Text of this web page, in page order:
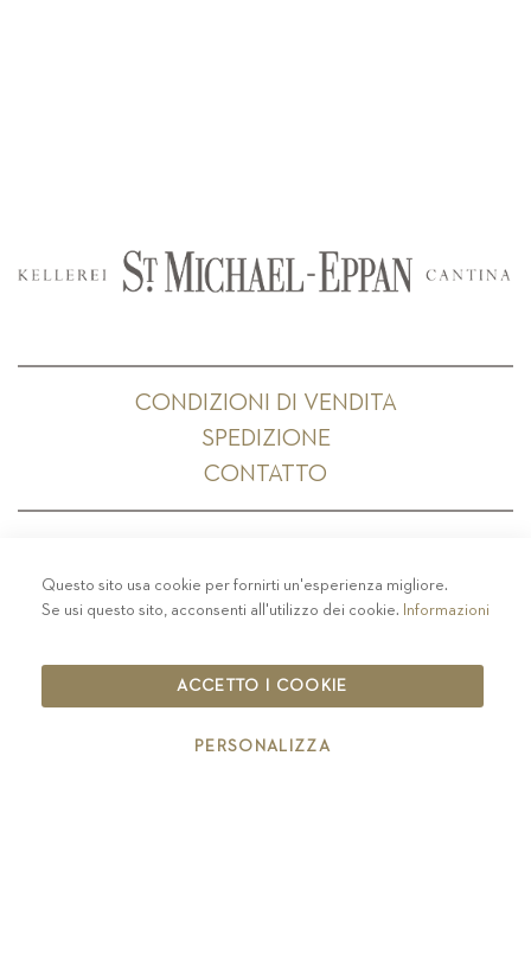
CONDIZIONI DI VENDITA
SPEDIZIONE
CONTATTO
PRIVACY-COLOPHON - COOKIE POLICY
CODICE ETICO
IT00126670215
Questo sito usa cookie per fornirti un'esperienza migliore.
Se usi questo sito, acconsenti all'utilizzo dei cookie. Informazioni
ACCETTO I COOKIE
PERSONALIZZA